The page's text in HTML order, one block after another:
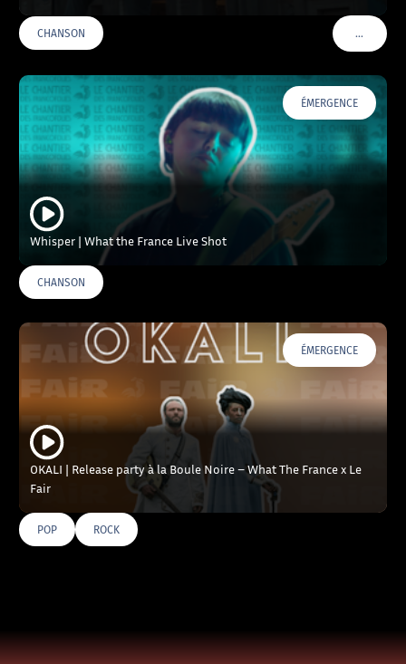
CHANSON …VOIR
ÉMERGENCE
Whisper | What the France Live Shot
CHANSON
ÉMERGENCE
OKALI | Release party à la Boule Noire – What The France x Le
Fair
POP ROCK